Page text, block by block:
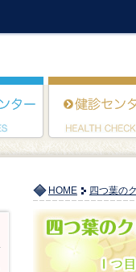
HOME 四つ葉の